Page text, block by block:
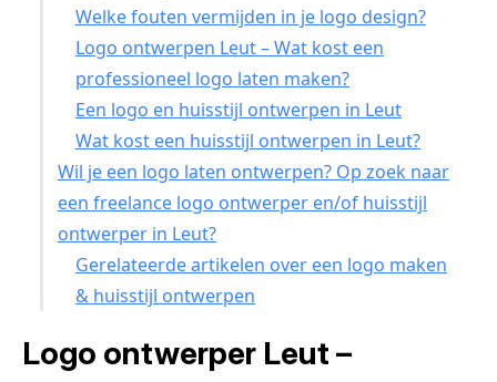
Welke fouten vermijden in je logo design?
Logo ontwerpen Leut – Wat kost een
professioneel logo laten maken?
Een logo en huisstijl ontwerpen in Leut
Wat kost een huisstijl ontwerpen in Leut?
Wil je een logo laten ontwerpen? Op zoek naar
een freelance logo ontwerper en/of huisstijl
ontwerper in Leut?
Gerelateerde artikelen over een logo maken
& huisstijl ontwerpen
Logo ontwerper Leut –